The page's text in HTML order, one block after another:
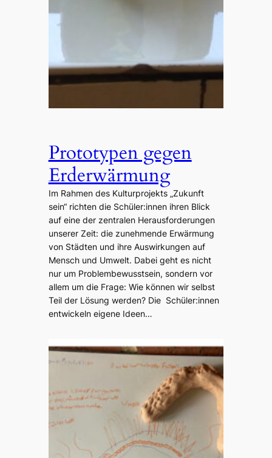
Prototypen gegen
Erderwärmung
Im Rahmen des Kulturprojekts „Zukunft
sein“ richten die Schüler:innen ihren Blick
auf eine der zentralen Herausforderungen
unserer Zeit: die zunehmende Erwärmung
von Städten und ihre Auswirkungen auf
Mensch und Umwelt. Dabei geht es nicht
nur um Problembewusstsein, sondern vor
allem um die Frage: Wie können wir selbst
Teil der Lösung werden? Die Schüler:innen
entwickeln eigene Ideen…